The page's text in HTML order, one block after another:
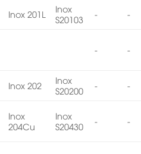
Inox 201L
Inox
S20103
- -
- -
Inox 202
Inox
S20200
- -
Inox
204Cu
Inox
S20430
- -